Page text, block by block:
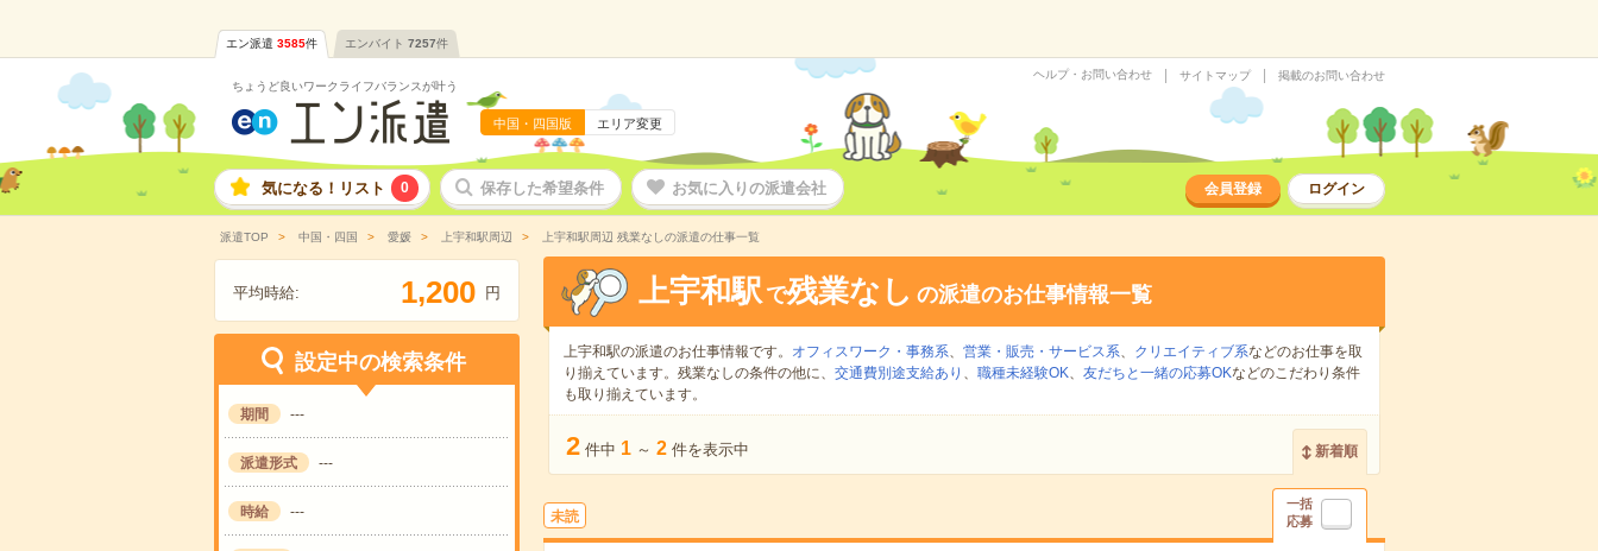
エン派遣 3585件 エンバイト 7257件
ちょうど良いワークライフバランスが叶う
中国・四国版 エリア変更
ヘルプ・お問い合わせ サイトマップ 掲載のお問い合わせ
気になる！リスト 0 保存した希望条件 お気に入りの派遣会社 会員登録 ログイン
派遣TOP 中国・四国 愛媛 上宇和駅周辺 上宇和駅周辺 残業なしの派遣の仕事一覧
平均時給: 1,200 円
設定中の検索条件
期間 ---
派遣形式 ---
時給 ---
上宇和駅 で残業なし の派遣のお仕事情報一覧
上宇和駅の派遣のお仕事情報です。 オフィスワーク・事務系、 営業・販売・サービス系、 クリエイティブ系などのお仕事を取
り揃えています。残業なしの条件の他に、 交通費別途支給あり 、 職種未経験OK、 友だちと一緒の応募OKなどのこだわり条件
も取り揃えています。
2 件中 1 ～ 2 件を表示中 新着順
未読
一括
応募